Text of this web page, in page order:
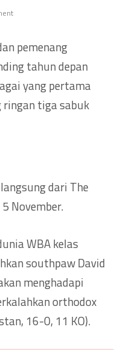
pemenang
tahun depan
yang pertama
ringan tiga sabuk
dari The
November.
WBA kelas
southpaw David
menghadapi
orthodox
16-0, 11 KO).